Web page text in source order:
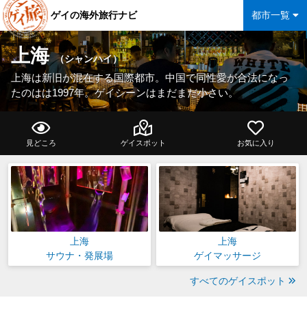
都市一覧
ゲイの海外旅行ナビ
上海（シャンハイ）
上海は新旧が混在する国際都市。中国で同性愛が合法になっ
たのはは1997年。ゲイシーンはまだまだ小さい。
見どころ ゲイスポット お気に入り
上海
サウナ・発展場
上海
ゲイマッサージ
すべてのゲイスポット